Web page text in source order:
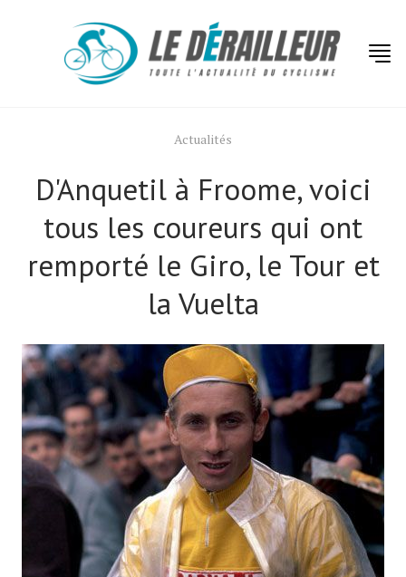
Actualités
D'Anquetil à Froome, voici
tous les coureurs qui ont
remporté le Giro, le Tour et
la Vuelta